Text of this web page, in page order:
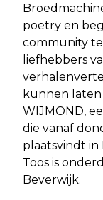
poetry en
community
liefhebbers
kunnen
WIJMOND,
die vanaf
plaatsvindt in
Toos is
Beverwijk.